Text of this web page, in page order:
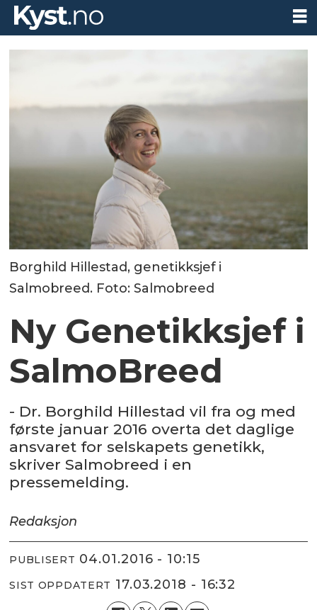
Borghild Hillestad, genetikksjef i
Salmobreed. Foto: Salmobreed
Ny Genetikksjef i
SalmoBreed
- Dr. Borghild Hillestad vil fra og med
første januar 2016 overta det daglige
ansvaret for selskapets genetikk,
skriver Salmobreed i en
pressemelding.
Redaksjon
PUBLISERT 04.01.2016 - 10:15
SIST OPPDATERT 17.03.2018 - 16:32